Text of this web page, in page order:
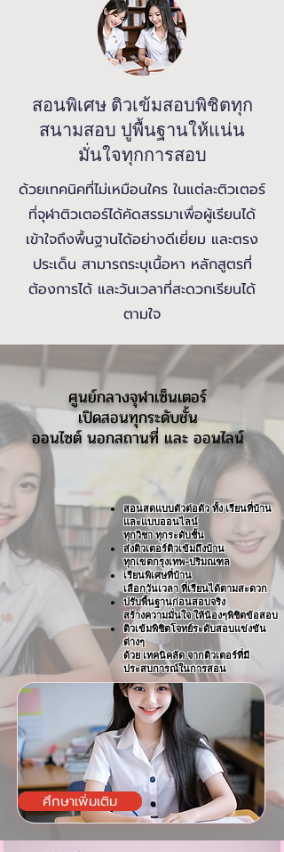
สอนพิเศษ ติวเข้มสอบพิชิตทุก
สนามสอบ ปูพื้นฐานให้แน่น
มั่นใจทุกการสอบ
ด้วยเทคนิคที่ไม่เหมือนใคร ในแต่ละติวเตอร์
ที่จุฬาติวเตอร์ได้คัดสรรมาเพื่อผู้เรียนได้
เข้าใจถึงพื้นฐานได้อย่างดีเยี่ยม และตรง
ประเด็น สามารถระบุเนื้อหา หลักสูตรที่
ต้องการได้ และวันเวลาที่สะดวกเรียนได้
ตามใจ
ศูนย์กลางจุฬาเซ็นเตอร์
เปิดสอนทุกระดับชั้น
ออนไซต์ นอกสถานที่ และ ออนไลน์
สอนสดแบบตัวต่อตัว ทั้ง เรียนที่บ้าน
และแบบออนไลน์
ทุกวิชา ทุกระดับชั้น
ส่งติวเตอร์ติวเข้มถึงบ้าน
ทุกเขตกรุงเทพ-ปริมณฑล
เรียนพิเศษที่บ้าน
เลือกวันเวลา ที่เรียนได้ตามสะดวก
ปรับพื้นฐานก่อนสอบจริง
สร้างความมั่นใจ ให้น้องๆพิชิตข้อสอบ
ติวเข้มพิชิตโจทย์ระดับสอบแข่งขัน
ต่างๆ
ด้วย เทคนิคลัด จากติวเตอร์ที่มี
ประสบการณ์ในการสอน
ศึกษาเพิ่มเติม